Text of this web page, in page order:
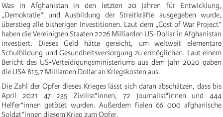
Was in Afghanistan in den letzten 20 Jahren für Entwicklung,
„Demokratie“ und Ausbildung der Streitkräfte ausgegeben wurde,
überstieg alle bisherigen Investitionen. Laut dem „Cost of War Project“
haben die Vereinigten Staaten 2226 Milliarden US-Dollar in Afghanistan
investiert. Dieses Geld hätte gereicht, um weltweit elementare
Schulbildung und Gesundheitsversorgung zu ermöglichen. Laut einem
Bericht des US-Verteidigungsministeriums aus dem Jahr 2020 gaben
die USA 815,7 Milliarden Dollar an Kriegskosten aus.
Die Zahl der Opfer dieses Krieges lässt sich daran abschätzen, dass bis
April 2021 47 235 Zivilist*innen, 72 Journalist*innen und 444
Helfer*innen getötet wurden. Außerdem fielen 66 000 afghanische
Soldat*innen diesem Krieg zum Opfer.